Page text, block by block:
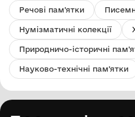
Речові пам'ятки
Нумізматичні колекції
Природничо-історичні
Науково-технічні пам'ятки